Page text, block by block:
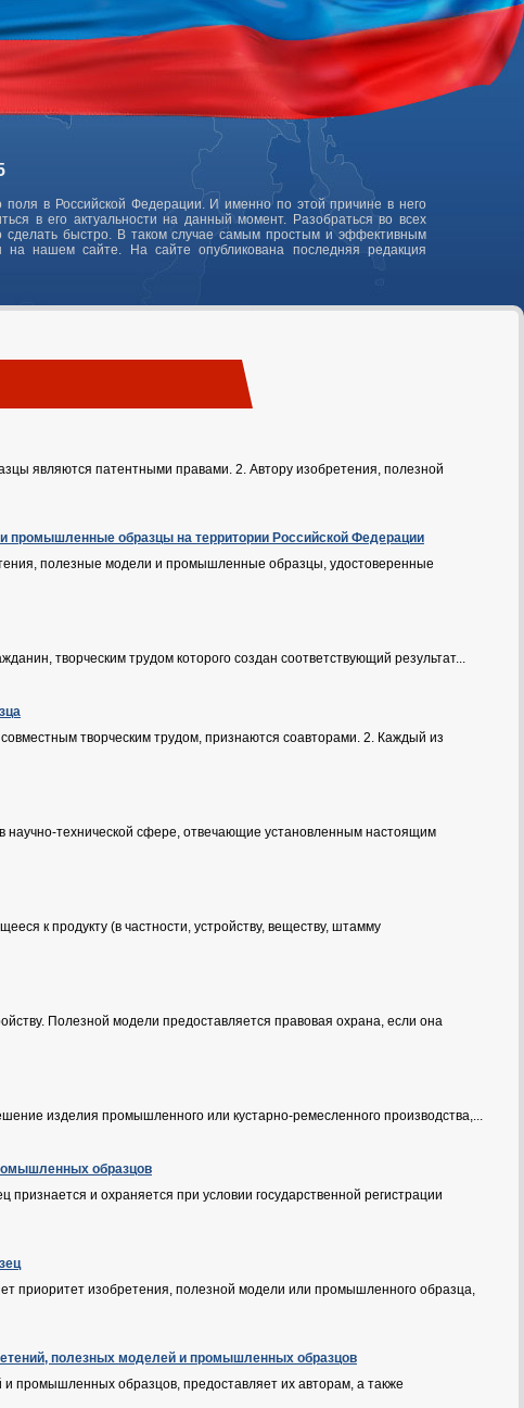
поля в Российской Федерации. И именно по этой причине в него
в его актуальности на данный момент. Разобраться во всех
сделать быстро. В таком случае самым простым и эффективным
нашем сайте. На сайте опубликована последняя редакция
являются патентными правами. 2. Автору изобретения, полезной
промышленные образцы на территории Российской Федерации
полезные модели и промышленные образцы, удостоверенные
творческим трудом которого создан соответствующий результат...
творческим трудом, признаются соавторами. 2. Каждый из
научно-технической сфере, отвечающие установленным настоящим
к продукту (в частности, устройству, веществу, штамму
Полезной модели предоставляется правовая охрана, если она
изделия промышленного или кустарно-ремесленного производства,...
образцов
и охраняется при условии государственной регистрации
приоритет изобретения, полезной модели или промышленного образца,
полезных моделей и промышленных образцов
промышленных образцов, предоставляет их авторам, а также